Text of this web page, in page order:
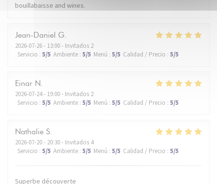
bouillabaisse and wines.
Jean-Daniel G
2026-07-26- 13:00 - Invitados 2
Servicio : 5/5 Ambiente : 5/5 Menú : 5/5 Calidad / Precio : 5/5
Einar N
2026-07-24- 19:00 - Invitados 2
Servicio : 5/5 Ambiente : 5/5 Menú : 5/5 Calidad / Precio : 5/5
Nathalie S
2026-07-20- 20:30 - Invitados 4
Servicio : 5/5 Ambiente : 5/5 Menú : 5/5 Calidad / Precio : 5/5
Superbe découverte